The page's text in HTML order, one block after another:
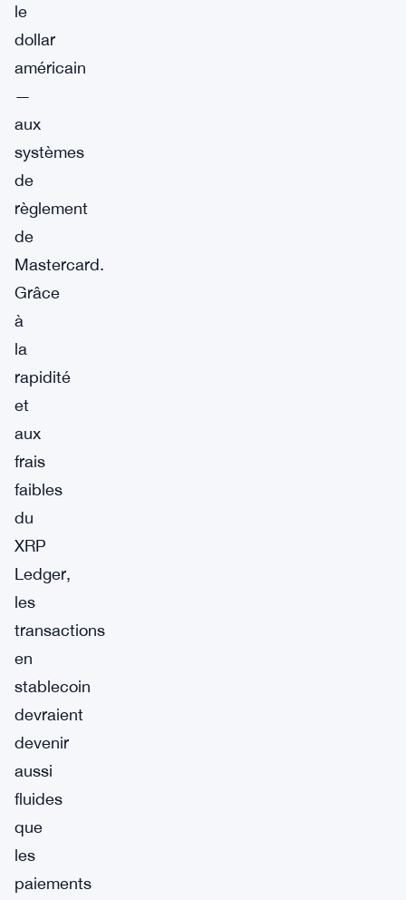
le
dollar
américain
—
aux
systèmes
de
règlement
de
Mastercard.
Grâce
à
la
rapidité
et
aux
frais
faibles
du
XRP
Ledger,
les
transactions
en
stablecoin
devraient
devenir
aussi
fluides
que
les
paiements